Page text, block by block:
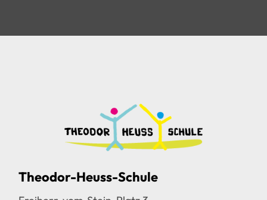
Theodor-Heuss-Schule